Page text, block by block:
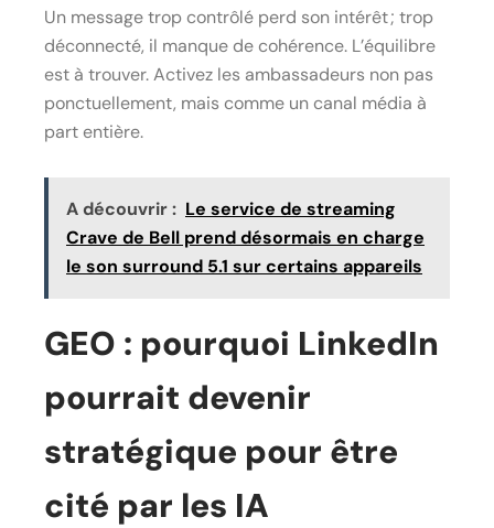
Un message trop contrôlé perd son intérêt ; trop
déconnecté, il manque de cohérence. L’équilibre
est à trouver. Activez les ambassadeurs non pas
ponctuellement, mais comme un canal média à
part entière.
A découvrir : Le service de streaming
Crave de Bell prend désormais en charge
le son surround 5.1 sur certains appareils
GEO : pourquoi LinkedIn
pourrait devenir
stratégique pour être
cité par les IA